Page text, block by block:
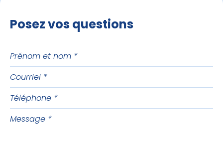
Posez vos questions
Prénom
et
nom
Courriel
Téléphone
Message